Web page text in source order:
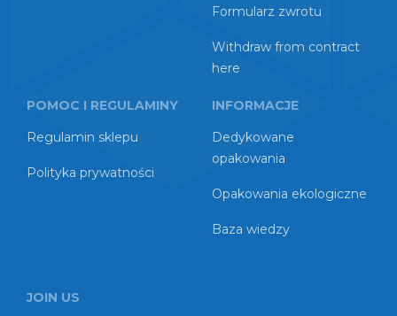
Formularz zwrotu
Withdraw from contract
here
POMOC I REGULAMINY
Regulamin sklepu
Polityka prywatności
INFORMACJE
Dedykowane
opakowania
Opakowania ekologiczne
Baza wiedzy
JOIN US